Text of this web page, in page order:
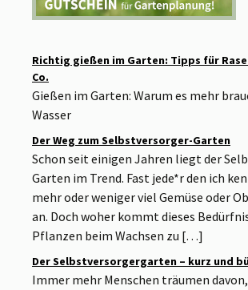
Richtig gießen im Garten: Tipps für
Co.
Gießen im Garten: Warum es mehr
Wasser
Der Weg zum Selbstversorger-Garten
Schon seit einigen Jahren liegt der
Garten im Trend. Fast jede*r den ich
mehr oder weniger viel Gemüse oder
an. Doch woher kommt dieses
Pflanzen beim Wachsen zu […]
Der Selbstversorgergarten – kurz und
Immer mehr Menschen träumen